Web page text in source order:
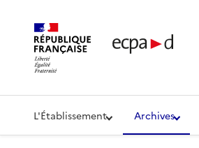
Établissement de
L'Établissement Archives